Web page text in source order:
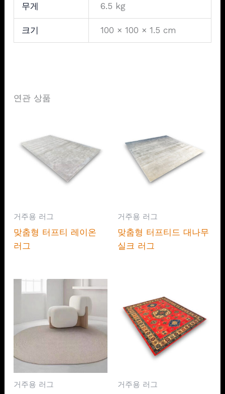
무게 6.5 kg
크기 100 × 100 × 1.5 cm
연관 상품
거주용 러그
맞춤형 터프티 레이온
러그
거주용 러그
맞춤형 터프티드 대나무
실크 러그
거주용 러그 거주용 러그